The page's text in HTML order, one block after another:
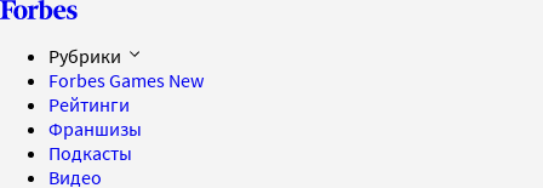
Рубрики
Forbes Games New
Рейтинги
Франшизы
Подкасты
Видео